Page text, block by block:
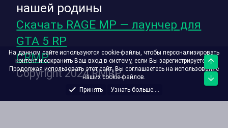
нашей родины
Скачать RAGE MP — лаунчер для
GTA 5 RP
CRMP
Copyright 2024 RMRP
На данном сайте используются cookie-файлы, чтобы персонализировать
контент и сохранить Ваш вход в систему, если Вы зарегистрируетесь.
Продолжая использовать этот сайт, Вы соглашаетесь на использование
наших cookie-файлов.
Принять
Узнать больше....
Верх
Низ